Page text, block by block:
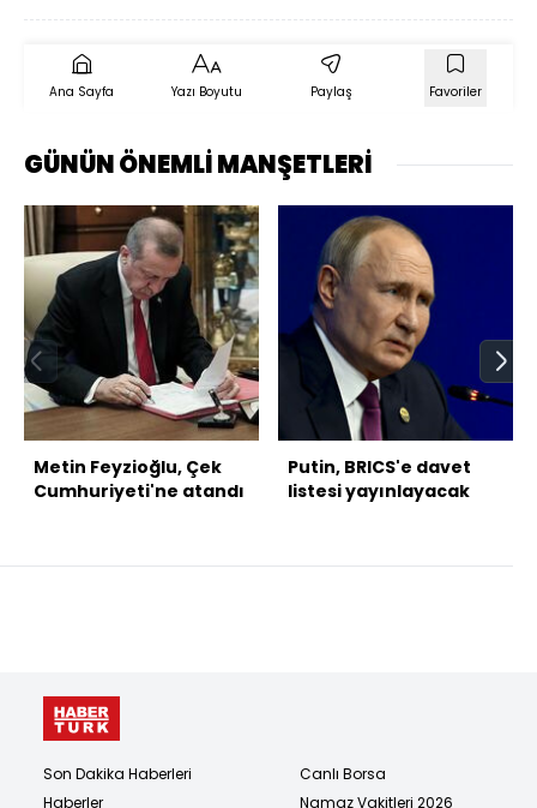
Ana Sayfa Yazı Boyutu Paylaş Favoriler
GÜNÜN ÖNEMLİ MANŞETLERİ
Metin Feyzioğlu, Çek
Cumhuriyeti'ne atandı
Putin, BRICS'e davet
listesi yayınlayacak
Son Dakika Haberleri
Haberler
Canlı Borsa
Namaz Vakitleri 2026